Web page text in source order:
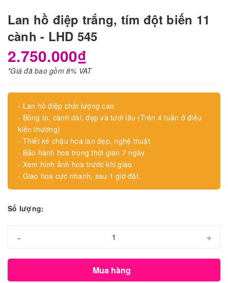
Lan hồ điệp trắng, tím đột biến 11
cành - LHD 545
2.750.000₫
*Giá đã bao gồm 8% VAT
- Lan hồ điệp chất lượng cao
- Bông to, cành dài, đẹp và tươi lâu (Trên 4 tuần ở điều
kiện thường)
- Thiết kế chậu hoa lan đẹp, nghệ thuật
- Bảo hành hoa trong thời gian 7 ngày
- Xem hình ảnh hoa trước khi giao
- Giao hoa cực nhanh, sau 1 giờ đặt.
Số lượng:
- +
Mua hàng